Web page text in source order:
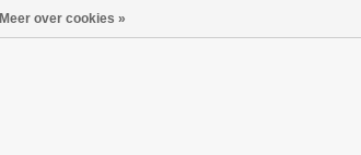
Meer over cookies »